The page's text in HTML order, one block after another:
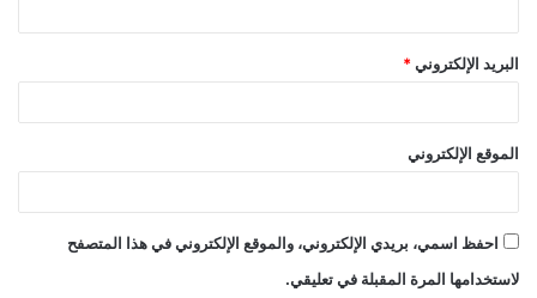
البريد الإلكتروني *
الموقع الإلكتروني
احفظ اسمي، بريدي الإلكتروني، والموقع الإلكتروني في هذا المتصفح
لاستخدامها المرة المقبلة في تعليقي.